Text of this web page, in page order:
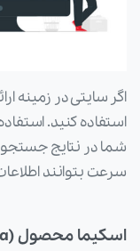
اگر سایتی در زمینه
استفاده کنید.
شما در نتایج
سرعت بتوانند
اسکیما محصول (Product Schema)